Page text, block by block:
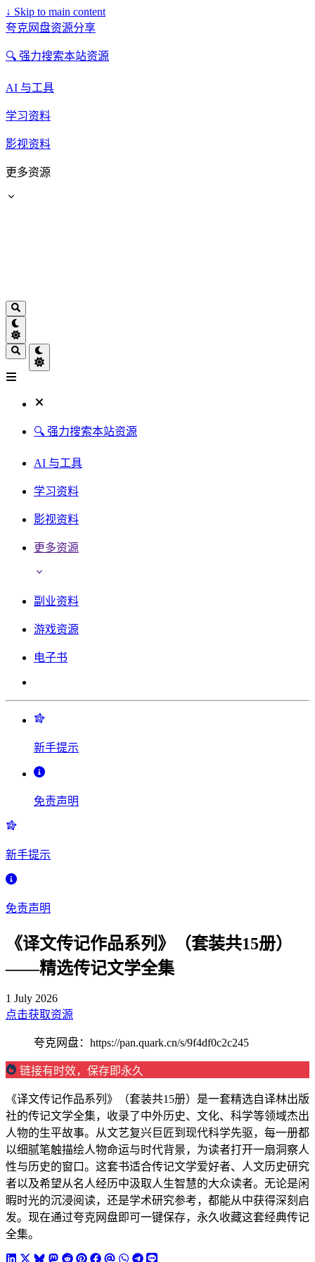
↓ Skip to main content
夸克网盘资源分享
🔍 强力搜索本站资源
AI 与工具
学习资料
影视资料
更多资源
🔍 强力搜索本站资源
AI 与工具
学习资料
影视资料
更多资源
副业资料
游戏资源
电子书
新手提示
免责声明
新手提示
免责声明
《译文传记作品系列》（套装共15册）
——精选传记文学全集
1 July 2026
点击获取资源
夸克网盘：https://pan.quark.cn/s/9f4df0c2c245
链接有时效，保存即永久
《译文传记作品系列》（套装共15册）是一套精选自译林出版
社的传记文学全集，收录了中外历史、文化、科学等领域杰出
人物的生平故事。从文艺复兴巨匠到现代科学先驱，每一册都
以细腻笔触描绘人物命运与时代背景，为读者打开一扇洞察人
性与历史的窗口。这套书适合传记文学爱好者、人文历史研究
者以及希望从名人经历中汲取人生智慧的大众读者。无论是闲
暇时光的沉浸阅读，还是学术研究参考，都能从中获得深刻启
发。现在通过夸克网盘即可一键保存，永久收藏这套经典传记
全集。